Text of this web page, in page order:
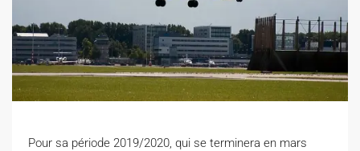
Pour sa période 2019/2020, qui se terminera en mars